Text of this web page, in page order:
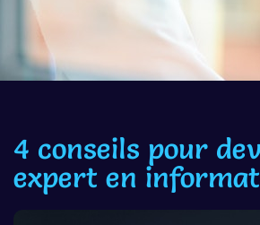
4 conseils pour
expert en